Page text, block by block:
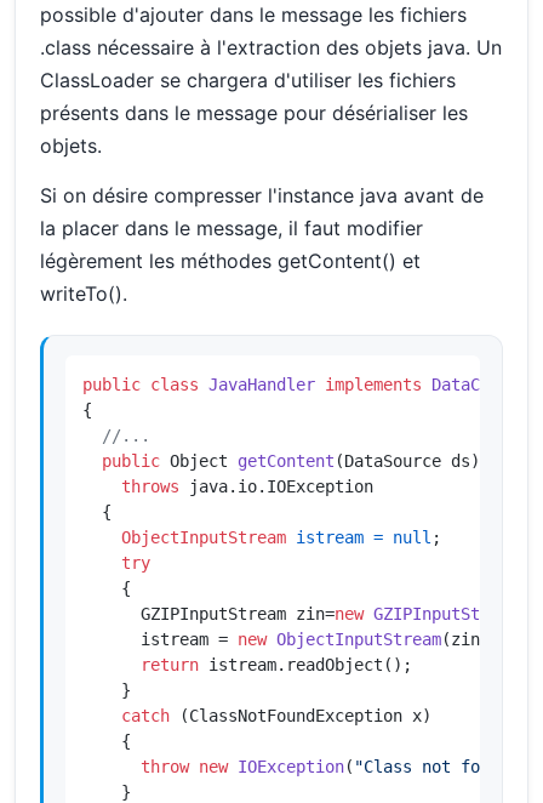
possible d'ajouter dans le message les fichiers
.class nécessaire à l'extraction des objets java. Un
ClassLoader se chargera d'utiliser les fichiers
présents dans le message pour désérialiser les
objets.
Si on désire compresser l'instance java avant de
la placer dans le message, il faut modifier
légèrement les méthodes getContent() et
writeTo().
public class JavaHandler implements
{
//...
public Object getContent (DataSource ds)
throws java.io.IOException
  {
ObjectInputStream istream = null ;
try
    {
      GZIPInputStream zin=
new GZIPInputStream
      istream =
new ObjectInputStream(zin);
return istream.readObject();
    }
catch (ClassNotFoundException x)
    {
throw new IOException( "Class not found"
    }